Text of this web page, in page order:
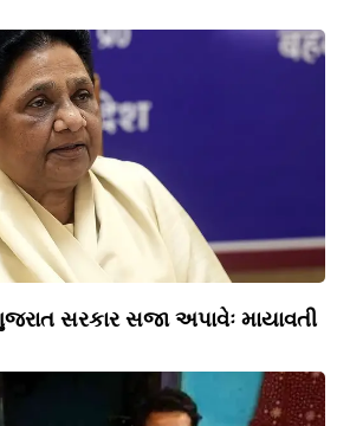
સરકાર સજા અપાવેઃ માયાવતી